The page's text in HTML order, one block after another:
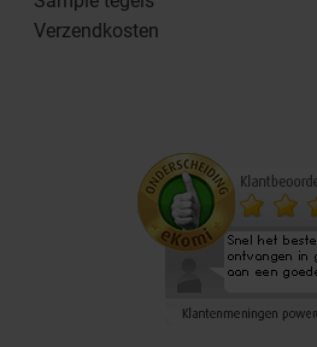
Verzendkosten